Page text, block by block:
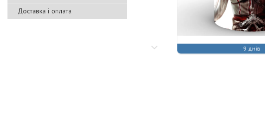
Доставка і оплата
9 днів